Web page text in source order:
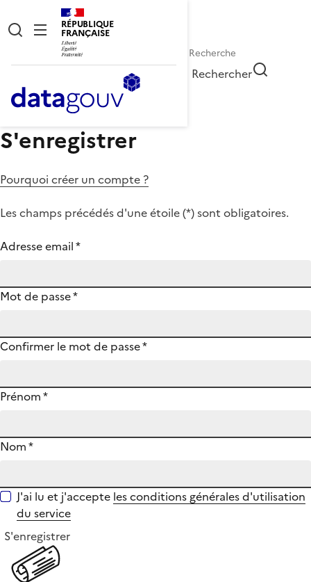
RÉPUBLIQUE
FRANÇAISE
Rechercher
S'enregistrer
Pourquoi créer un compte ?
Les champs précédés d'une étoile (*) sont obligatoires.
Adresse email*
Mot de passe*
Confirmer le mot de passe*
Prénom*
Nom*
J'ai lu et j'accepte les conditions générales d'utilisation
du service
S'enregistrer